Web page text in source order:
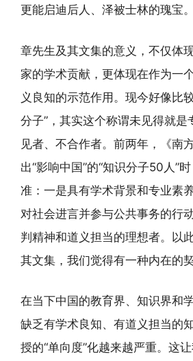
更能启迪后人、泽被士林的瑰宝。
章先生及其文集的意义，不仅体
家的学术贡献，更体现在作为一
义良知的示范作用。现今好像比
分子”，其实这个称谓未见得就是
见者、不合作者。前两年，《南
出“影响中国”的“知识分子50人”
准：一是具有学术背景和专业素
对社会进言并参与公共事务的行
判精神和道义担当的理想者。以
其文集，我们觉得有一种内在的契
在当下中国的教育界、知识界和
缺乏有学术良知、有道义担当的
授的“单向度”化越来越严重。这